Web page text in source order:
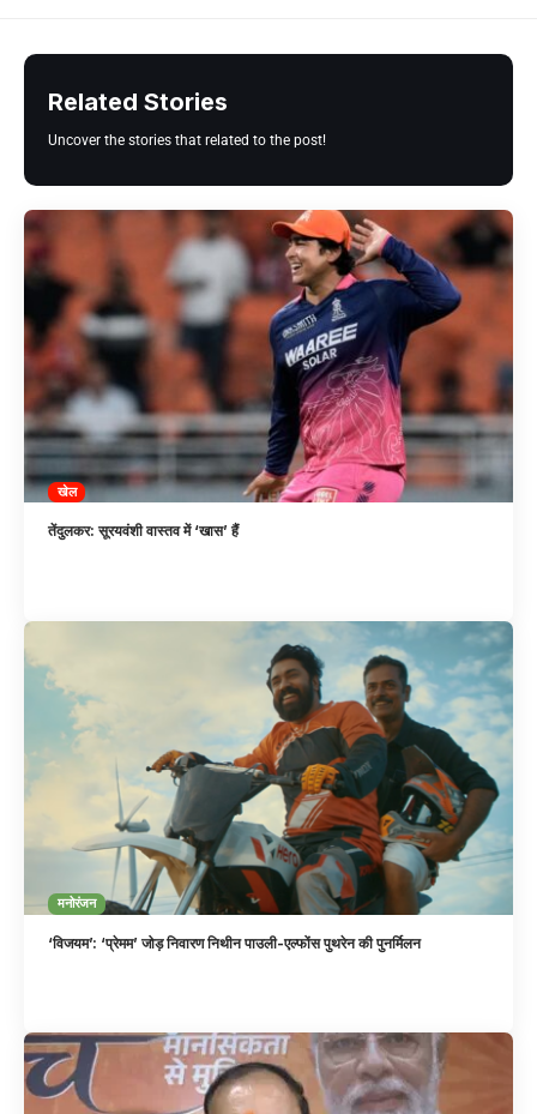
Related Stories
Uncover the stories that related to the post!
खेल
तेंदुलकर: सूरयवंशी वास्तव में ‘खास’ हैं
मनोरंजन
‘विजयम’: ‘प्रेमम’ जोड़ निवारण निथीन पाउली-एल्फोंस पुथरेन की पुनर्मिलन